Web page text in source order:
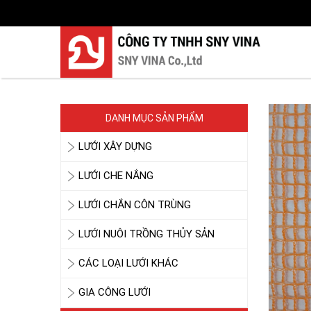
DANH MỤC SẢN PHẨM
LƯỚI XÂY DỰNG
LƯỚI CHE NẮNG
LƯỚI CHẮN CÔN TRÙNG
LƯỚI NUÔI TRỒNG THỦY SẢN
CÁC LOẠI LƯỚI KHÁC
GIA CÔNG LƯỚI